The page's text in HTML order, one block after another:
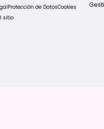
Protección de DatosCookies
sitio